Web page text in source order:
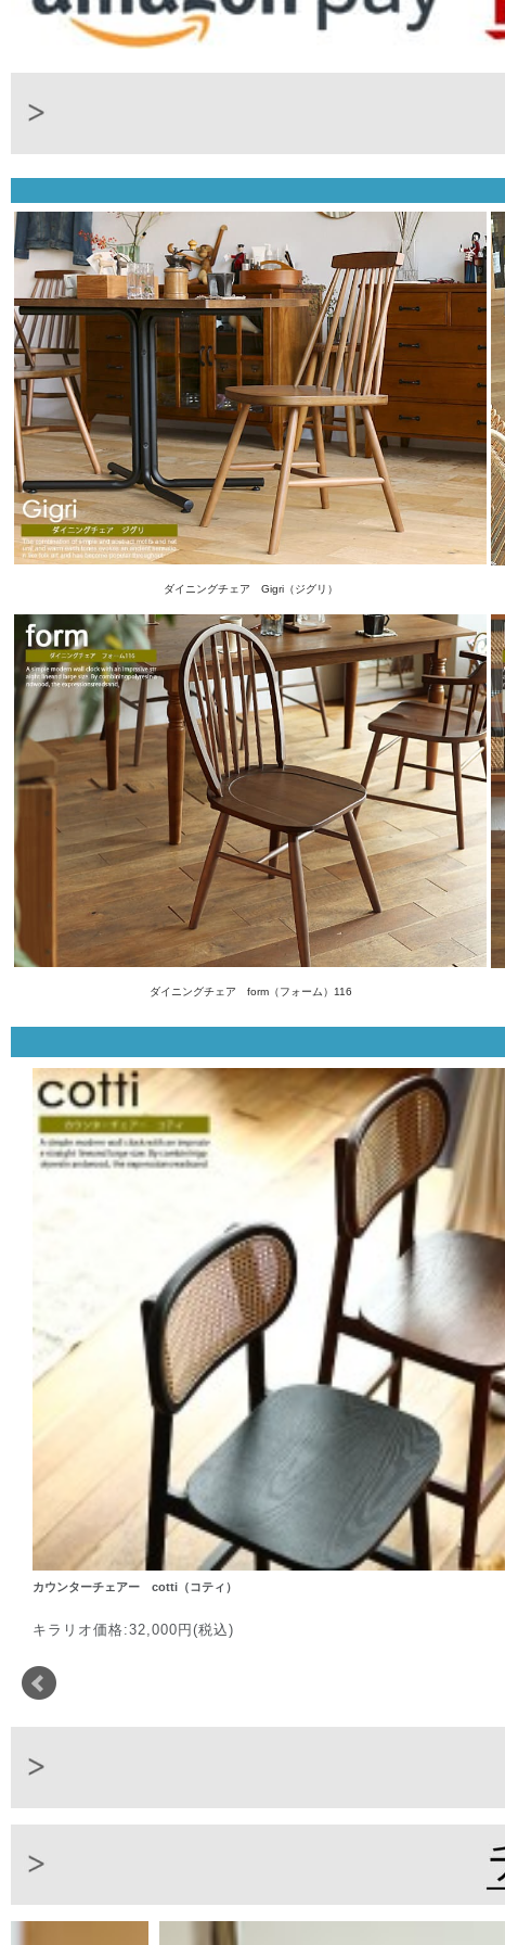
ダイニングチェア Gigri（ジグリ）
ダイニングチェア form（フォーム）116
カウンターチェアー cotti（コティ）
キラリオ価格:32,000円(税込)